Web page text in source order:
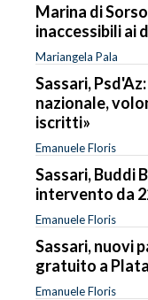
Marina di
inaccessibili ai
Mariangela Pala
Sassari,
nazionale,
iscritti»
Emanuele Floris
Sassari, Buddi
intervento da
Emanuele Floris
Sassari, nuovi
gratuito a
Emanuele Floris